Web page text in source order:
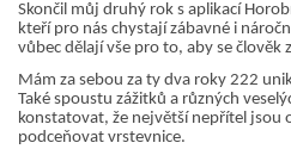
Skončil můj druhý rok s aplikací
kteří pro nás chystají zábavné i
vůbec dělají vše pro to, aby se člověk
Mám za sebou za ty dva roky 222
Také spoustu zážitků a různých
konstatovat, že největší nepřítel jsou
podceňovat vrstevnice.